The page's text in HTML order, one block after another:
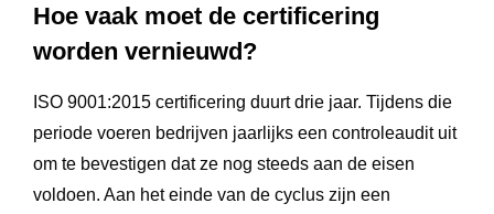
Hoe vaak moet de certificering
worden vernieuwd?
ISO 9001:2015 certificering duurt drie jaar. Tijdens die
periode voeren bedrijven jaarlijks een controleaudit uit
om te bevestigen dat ze nog steeds aan de eisen
voldoen. Aan het einde van de cyclus zijn een